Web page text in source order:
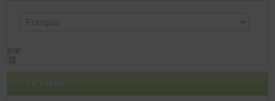
par
FICHIERS